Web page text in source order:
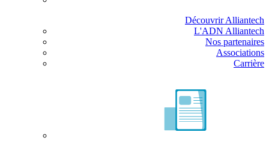
Découvrir Alliantech
L'ADN Alliantech
Nos partenaires
Associations
Carrière